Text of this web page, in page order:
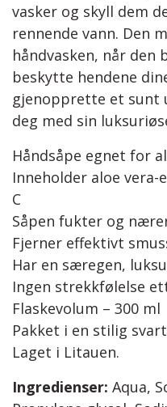
vasker og skyll dem
rennende vann. Den
håndvasken, når den
beskytte hendene
gjenopprette et sunt
deg med sin
Håndsåpe egnet for
Inneholder aloe
C
Såpen fukter og
Fjerner effektivt
Har en særegen,
Ingen strekkfølelse
Flaskevolum – 300 ml
Pakket i en stilig
Laget i Litauen.
Ingredienser: Aqua,